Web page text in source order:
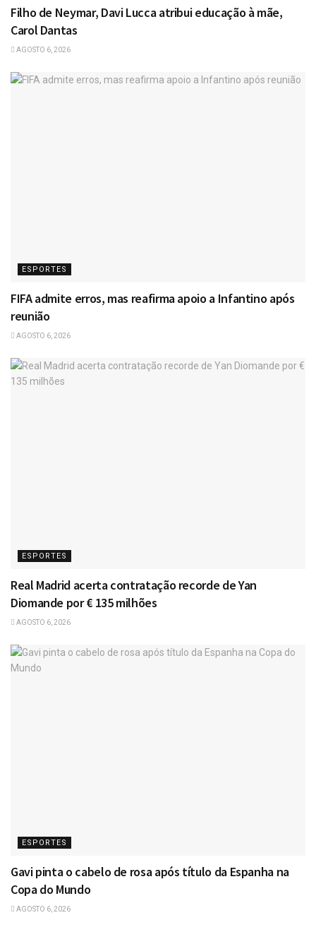
Filho de Neymar, Davi Lucca atribui educação à mãe,
Carol Dantas
AGOSTO 6, 2026
ESPORTES
FIFA admite erros, mas reafirma apoio a Infantino após
reunião
AGOSTO 6, 2026
ESPORTES
Real Madrid acerta contratação recorde de Yan
Diomande por € 135 milhões
AGOSTO 6, 2026
ESPORTES
Gavi pinta o cabelo de rosa após título da Espanha na
Copa do Mundo
AGOSTO 6, 2026